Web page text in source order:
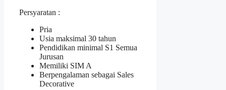
Persyaratan :
Pria
Usia maksimal 30 tahun
Pendidikan minimal S1 Semua
Jurusan
Memiliki SIM A
Berpengalaman sebagai Sales
Decorative